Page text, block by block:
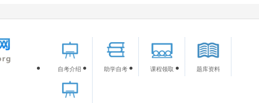
生提供浙江自考信息服务，网站信息供学习交流使用，非政府官方网站
自考介绍 助学自考 课程领取 题库资料